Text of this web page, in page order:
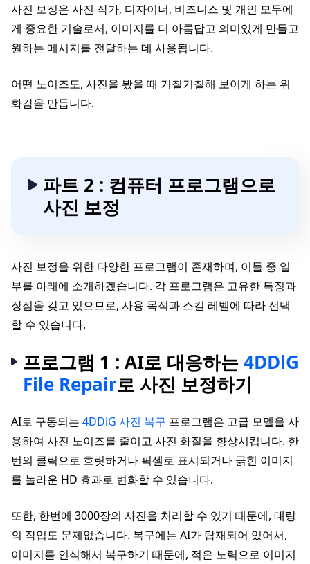
사진 보정은 사진 작가, 디자이너, 비즈니스 및 개인 모두에
게 중요한 기술로서, 이미지를 더 아름답고 의미있게 만들고
원하는 메시지를 전달하는 데 사용됩니다.
어떤 노이즈도, 사진을 봤을 때 거칠거칠해 보이게 하는 위
화감을 만듭니다.
파트 2 : 컴퓨터 프로그램으로
사진 보정
사진 보정을 위한 다양한 프로그램이 존재하며, 이들 중 일
부를 아래에 소개하겠습니다. 각 프로그램은 고유한 특징과
장점을 갖고 있으므로, 사용 목적과 스킬 레벨에 따라 선택
할 수 있습니다.
프로그램 1 : AI로 대응하는4DDiG
File Repair로 사진 보정하기
AI로 구동되는 4DDiG 사진 복구 프로그램은 고급 모델을 사
용하여 사진 노이즈를 줄이고 사진 화질을 향상시킵니다. 한
번의 클릭으로 흐릿하거나 픽셀로 표시되거나 긁힌 이미지
를 놀라운 HD 효과로 변화할 수 있습니다.
또한, 한번에 3000장의 사진을 처리할 수 있기 때문에, 대량
의 작업도 문제없습니다. 복구에는 AI가 탑재되어 있어서,
이미지를 인식해서 복구하기 때문에, 적은 노력으로 이미지